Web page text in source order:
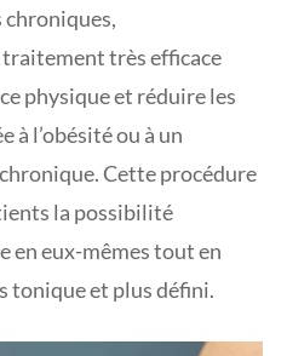
très efficace
physique et réduire les
à l’obésité ou à un
Cette procédure
la possibilité
en eux-mêmes tout en
tonique et plus défini.